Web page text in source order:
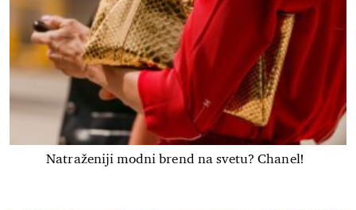
Natraženiji modni brend na svetu? Chanel!